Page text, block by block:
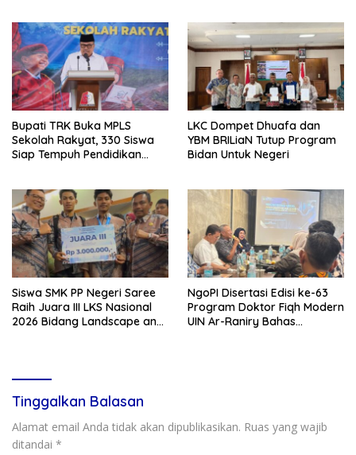
Bupati TRK Buka MPLS
Sekolah Rakyat, 330 Siswa
Siap Tempuh Pendidikan
LKC Dompet Dhuafa dan
YBM BRILiaN Tutup Program
Bidan Untuk Negeri
Siswa SMK PP Negeri Saree
Raih Juara III LKS Nasional
2026 Bidang Landscape and
NgoPI Disertasi Edisi ke-63
Program Doktor Fiqh Modern
UIN Ar-Raniry Bahas
Tinggalkan Balasan
Alamat email Anda tidak akan dipublikasikan. Ruas yang wajib
ditandai *